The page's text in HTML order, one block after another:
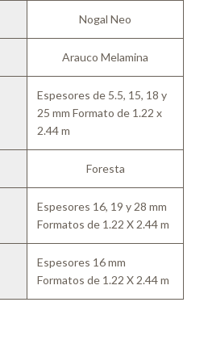
Nogal Neo
Arauco Melamina
Espesores de 5.5, 15, 18 y
25 mm Formato de 1.22 x
2.44 m
Foresta
Espesores 16, 19 y 28 mm
Formatos de 1.22 X 2.44 m
Espesores 16 mm
Formatos de 1.22 X 2.44 m